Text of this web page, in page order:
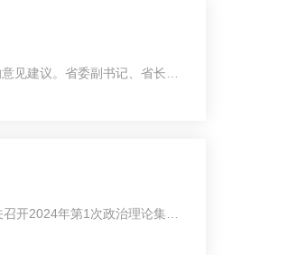
见建议。省委副书记、省长任
开2024年第1次政治理论集中